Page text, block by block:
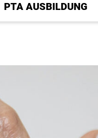
PTA AUSBILDUNG